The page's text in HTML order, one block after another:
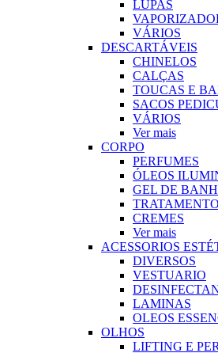
LUPAS
VÁRIOS
DESCARTÁVEIS
CHINELOS
CALÇAS
TOUCAS E
SACOS
VÁRIOS
Ver mais
CORPO
PERFUMES
ÓLEOS
GEL DE
TRATAMENTO
CREMES
Ver mais
ACESSORIOS
DIVERSOS
VESTUARIO
LAMINAS
OLEOS
OLHOS
LIFTING E